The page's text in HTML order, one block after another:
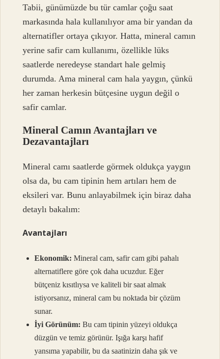
Tabii, günümüzde bu tür camlar çoğu saat
markasında hala kullanılıyor ama bir yandan da
alternatifler ortaya çıkıyor. Hatta, mineral camın
yerine safir cam kullanımı, özellikle lüks
saatlerde neredeyse standart hale gelmiş
durumda. Ama mineral cam hala yaygın, çünkü
her zaman herkesin bütçesine uygun değil o
safir camlar.
Mineral Camın Avantajları ve
Dezavantajları
Mineral camı saatlerde görmek oldukça yaygın
olsa da, bu cam tipinin hem artıları hem de
eksileri var. Bunu anlayabilmek için biraz daha
detaylı bakalım:
Avantajları
Ekonomik: Mineral cam, safir cam gibi pahalı
alternatiflere göre çok daha ucuzdur. Eğer
bütçeniz kısıtlıysa ve kaliteli bir saat almak
istiyorsanız, mineral cam bu noktada bir çözüm
sunar.
İyi Görünüm: Bu cam tipinin yüzeyi oldukça
düzgün ve temiz görünür. Işığa karşı hafif
yansıma yapabilir, bu da saatinizin daha şık ve